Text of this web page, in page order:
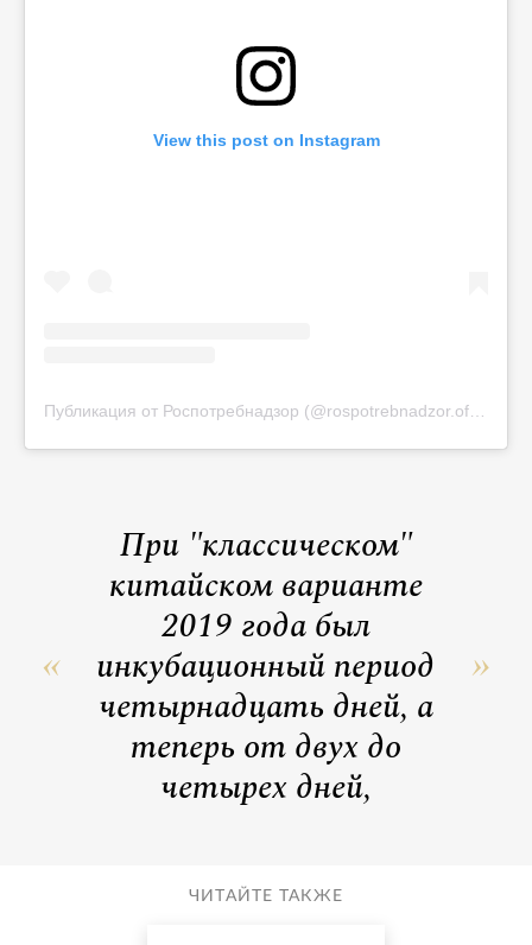
View this post on Instagram
При "классическом"
китайском варианте
2019 года был
инкубационный период
четырнадцать дней, а
теперь от двух до
четырех дней,
ЧИТАЙТЕ ТАКЖЕ